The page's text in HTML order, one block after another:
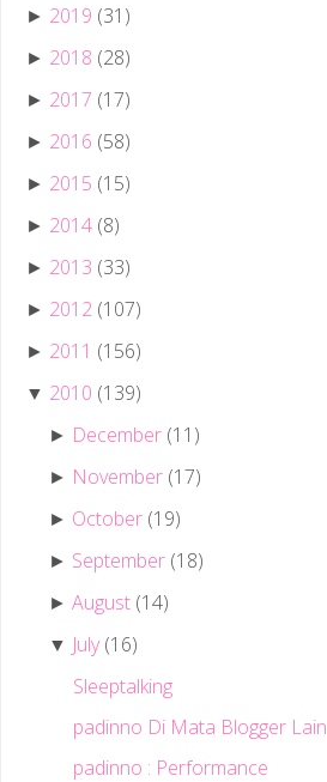
► 2019 (31)
► 2018 (28)
► 2017 (17)
► 2016 (58)
► 2015 (15)
► 2014 (8)
► 2013 (33)
► 2012 (107)
► 2011 (156)
▼ 2010 (139)
► December (11)
► November (17)
► October (19)
► September (18)
►August (14)
▼ July (16)
Sleeptalking
padinno Di Mata Blogger Lain
padinno : Performance